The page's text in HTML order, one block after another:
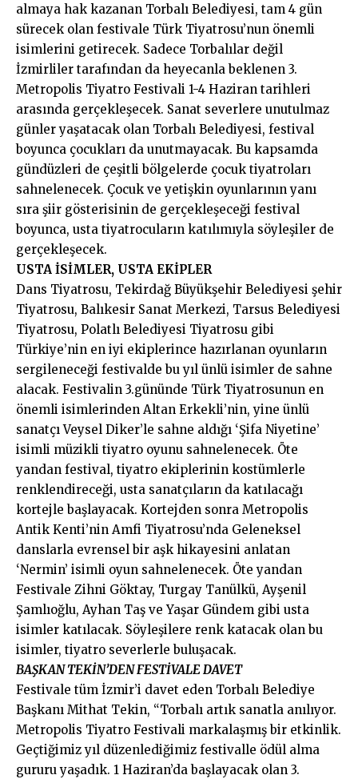
almaya hak kazanan Torbalı Belediyesi, tam 4 gün
sürecek olan festivale Türk Tiyatrosu’nun önemli
isimlerini getirecek. Sadece Torbalılar değil
İzmirliler tarafından da heyecanla beklenen 3.
Metropolis Tiyatro Festivali 1-4 Haziran tarihleri
arasında gerçekleşecek. Sanat severlere unutulmaz
günler yaşatacak olan Torbalı Belediyesi, festival
boyunca çocukları da unutmayacak. Bu kapsamda
gündüzleri de çeşitli bölgelerde çocuk tiyatroları
sahnelenecek. Çocuk ve yetişkin oyunlarının yanı
sıra şiir gösterisinin de gerçekleşeceği festival
boyunca, usta tiyatrocuların katılımıyla söyleşiler de
gerçekleşecek.
USTA İSİMLER, USTA EKİPLER
Dans Tiyatrosu, Tekirdağ Büyükşehir Belediyesi şehir
Tiyatrosu, Balıkesir Sanat Merkezi, Tarsus Belediyesi
Tiyatrosu, Polatlı Belediyesi Tiyatrosu gibi
Türkiye’nin en iyi ekiplerince hazırlanan oyunların
sergileneceği festivalde bu yıl ünlü isimler de sahne
alacak. Festivalin 3.gününde Türk Tiyatrosunun en
önemli isimlerinden Altan Erkekli’nin, yine ünlü
sanatçı Veysel Diker’le sahne aldığı ‘Şifa Niyetine’
isimli müzikli tiyatro oyunu sahnelenecek. Öte
yandan festival, tiyatro ekiplerinin kostümlerle
renklendireceği, usta sanatçıların da katılacağı
kortejle başlayacak. Kortejden sonra Metropolis
Antik Kenti’nin Amfi Tiyatrosu’nda Geleneksel
danslarla evrensel bir aşk hikayesini anlatan
‘Nermin’ isimli oyun sahnelenecek. Öte yandan
Festivale Zihni Göktay, Turgay Tanülkü, Ayşenil
Şamlıoğlu, Ayhan Taş ve Yaşar Gündem gibi usta
isimler katılacak. Söyleşilere renk katacak olan bu
isimler, tiyatro severlerle buluşacak.
BAŞKAN TEKİN’DEN FESTİVALE DAVET
Festivale tüm İzmir’i davet eden Torbalı Belediye
Başkanı Mithat Tekin, “Torbalı artık sanatla anılıyor.
Metropolis Tiyatro Festivali markalaşmış bir etkinlik.
Geçtiğimiz yıl düzenlediğimiz festivalle ödül alma
gururu yaşadık. 1 Haziran’da başlayacak olan 3.